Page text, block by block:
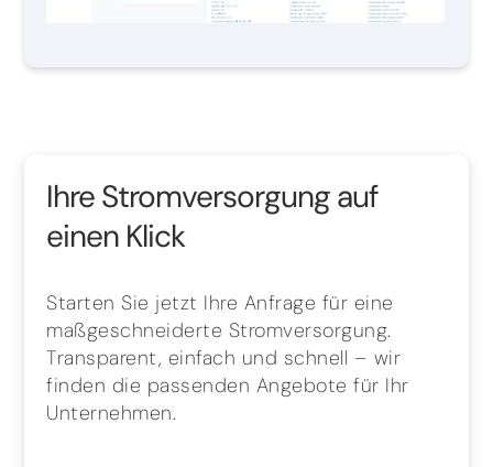
Ihre Stromversorgung auf
einen Klick
Starten Sie jetzt Ihre Anfrage für eine
maßgeschneiderte Stromversorgung.
Transparent, einfach und schnell – wir
finden die passenden Angebote für Ihr
Unternehmen.